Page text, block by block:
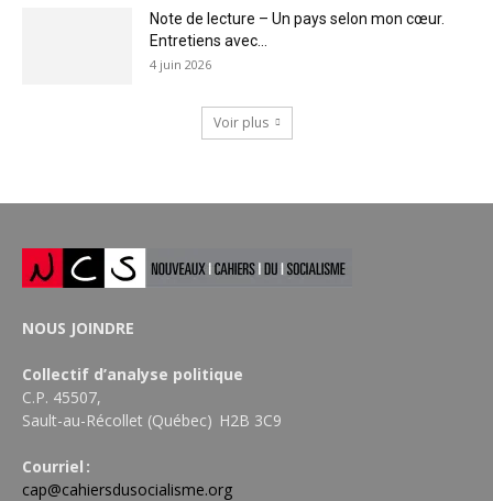
Note de lecture – Un pays selon mon cœur.
Entretiens avec...
4 juin 2026
Voir plus
NOUS JOINDRE
Collectif d’analyse politique
C.P. 45507,
Sault-au-Récollet (Québec) H2B 3C9
Courriel :
cap@cahiersdusocialisme.org